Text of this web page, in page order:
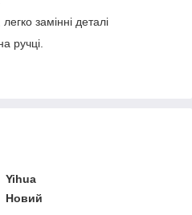
замінні деталі
ручці.
Yihua
Новий